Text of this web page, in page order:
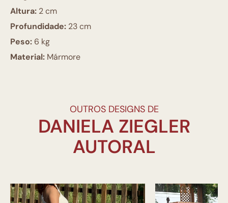
Altura: 2 cm
Profundidade: 23 cm
Peso: 6 kg
Material: Mármore
OUTROS DESIGNS DE
DANIELA ZIEGLER